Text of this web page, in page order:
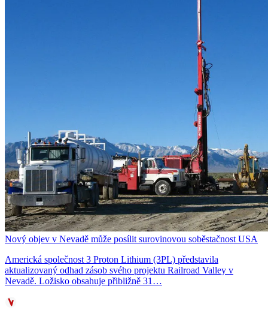
Nový objev v Nevadě může posílit surovinovou soběstačnost USA
Americká společnost 3 Proton Lithium (3PL) představila
aktualizovaný odhad zásob svého projektu Railroad Valley v
Nevadě. Ložisko obsahuje přibližně 31…